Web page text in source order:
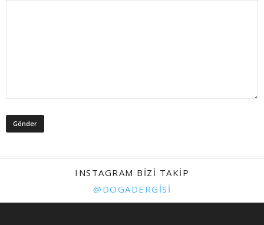
INSTAGRAM BIZI TAKIP
@DOGADERGISI